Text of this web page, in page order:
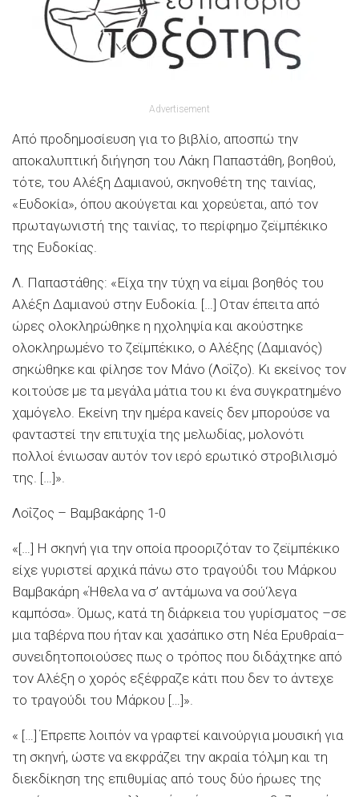
Advertisement
Από προδημοσίευση για το βιβλίο, αποσπώ την
αποκαλυπτική διήγηση του Λάκη Παπαστάθη, βοηθού,
τότε, του Αλέξη Δαμιανού, σκηνοθέτη της ταινίας,
«Ευδοκία», όπου ακούγεται και χορεύεται, από τον
πρωταγωνιστή της ταινίας, το περίφημο ζεϊμπέκικο
της Ευδοκίας.
Λ. Παπαστάθης: «Είχα την τύχη να είμαι βοηθός του
Αλέξn Δαμιανού στην Ευδοκία. […] Οταν έπειτα από
ώρες ολοκληρώθηκε η ηχοληψία και ακούστηκε
ολοκληρωμένο το ζεϊμπέκικο, ο Αλέξης (Δαμιανός)
σηκώθηκε και φίλησε τον Μάνο (Λοΐζο). Κι εκείνος τον
κοιτούσε με τα μεγάλα μάτια του κι ένα συγκρατημένο
χαμόγελο. Εκείνη την ημέρα κανείς δεν μπορούσε να
φανταστεί την επιτυχία της μελωδίας, μολονότι
πολλοί ένιωσαν αυτόν τον ιερό ερωτικό στροβιλισμό
της. […]».
Λοΐζος – Βαμβακάρης 1-0
«[…] Η σκηνή για την οποία προοριζόταν το ζεϊμπέκικο
είχε γυριστεί αρχικά πάνω στο τραγούδι του Μάρκου
Βαμβακάρη «Ήθελα να σ’ αντάμωνα να σού‘λεγα
καμπόσα». Όμως, κατά τη διάρκεια του γυρίσματος –σε
μια ταβέρνα που ήταν και χασάπικο στη Νέα Ερυθραία–
συνειδητοποιούσες πως ο τρόπος που διδάχτηκε από
τον Αλέξη ο χορός εξέφραζε κάτι που δεν το άντεχε
το τραγούδι του Μάρκου […]».
« […] Έπρεπε λοιπόν να γραφτεί καινούργια μουσική για
τη σκηνή, ώστε να εκφράζει την ακραία τόλμη και τη
διεκδίκηση της επιθυμίας από τους δύο ήρωες της